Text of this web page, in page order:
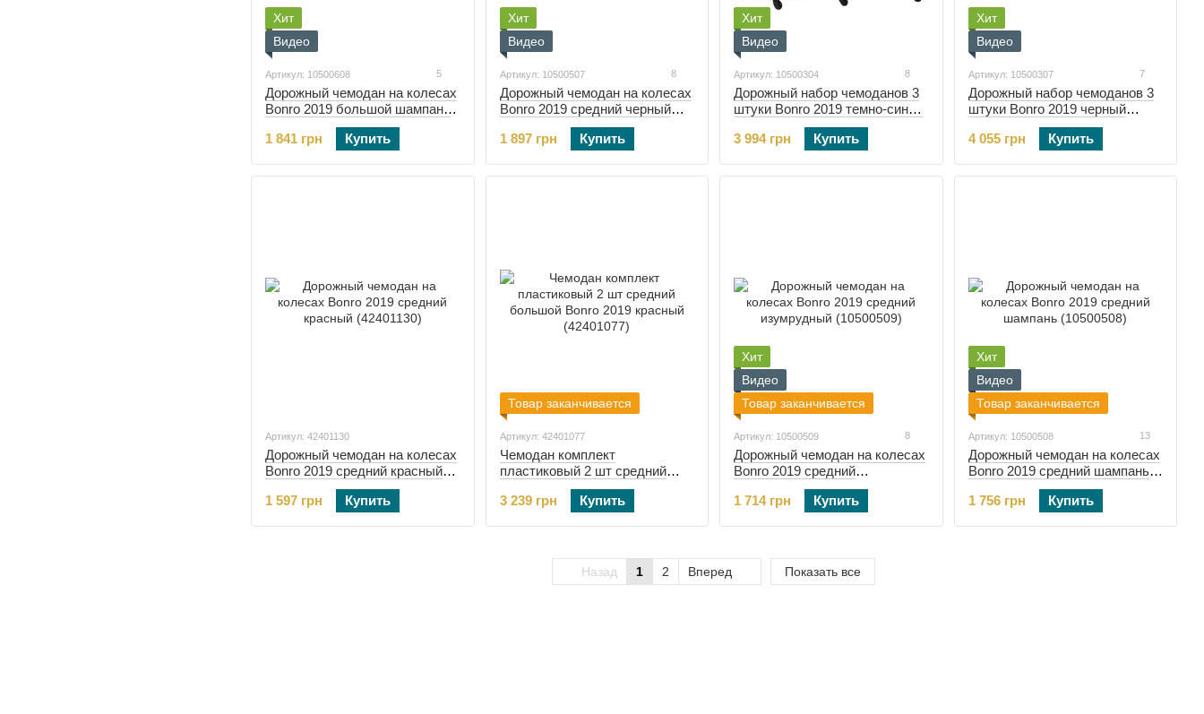
Хит
Видео
Артикул: 10500608 5
Дорожный чемодан на колесах
Bonro 2019 большой шампань
1 841 грн
Купить
Хит
Видео
Артикул: 10500507 8
Дорожный чемодан на колесах
Bonro 2019 средний черный
1 897 грн
Купить
Хит
Видео
Артикул: 10500304 8
Дорожный набор чемоданов 3
штуки Bonro 2019 темно-синий
3 994 грн
Купить
Хит
Видео
Артикул: 10500307 7
Дорожный набор чемоданов 3
штуки Bonro 2019 черный
4 055 грн
Купить
Артикул: 42401130
Дорожный чемодан на колесах
Bonro 2019 средний красный
1 597 грн
Купить
Товар заканчивается
Артикул: 42401077
Чемодан комплект
пластиковый 2 шт средний
большой Bonro 2019 красный
(42401077)
3 239 грн Купить
Хит
Видео
Товар заканчивается
Артикул: 10500509 8
Дорожный чемодан на колесах
Bonro 2019 средний
изумрудный (10500509)
1 714 грн
Купить
Хит
Видео
Товар заканчивается
Артикул: 10500508 13
Дорожный чемодан на колесах
Bonro 2019 средний шампань
1 756 грн
Купить
Назад 1 2 Вперед Показать все